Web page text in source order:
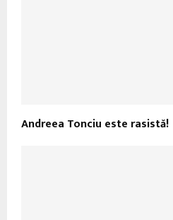
Andreea Tonciu este rasistă!